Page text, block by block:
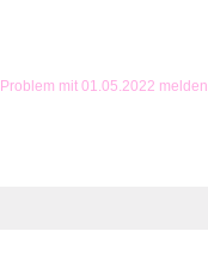
Problem mit 01.05.2022 melden